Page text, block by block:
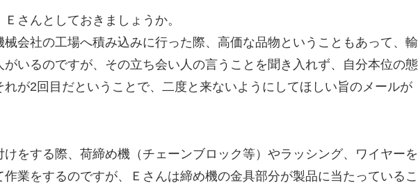
さんとしておきましょうか。
械会社の工場へ積み込みに行った際、高価な品物ということもあって、輸
いるのですが、その立ち会い人の言うことを聞き入れず、自分本位の態
れが2回目だということで、二度と来ないようにしてほしい旨のメールが
をする際、荷締め機（チェーンブロック等）やラッシング、ワイヤーを
業をするのですが、Ｅさんは締め機の金具部分が製品に当たっているこ